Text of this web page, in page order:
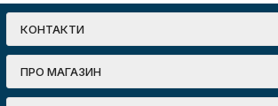
КОНТАКТИ
ПРО МАГАЗИН